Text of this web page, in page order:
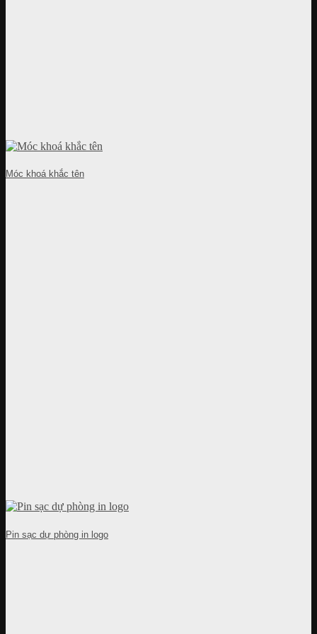
Móc khoá khắc tên
Pin sạc dự phòng in logo